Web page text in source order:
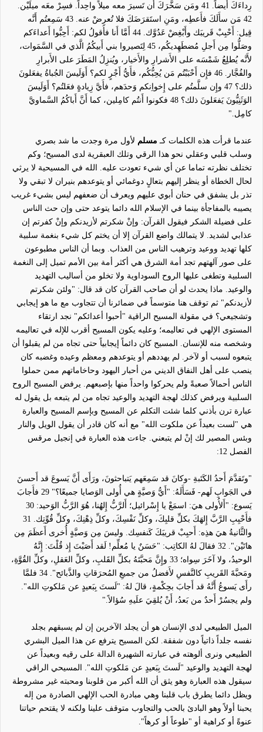
رِداءَكَ أَيضاً. 41 ومَن سَخَّرَكَ أَن تَسيرَ معه ميلاً واحِداً. فسِرْ معَه ميلَيْن.
42 مَن سأَلَكَ فأَعطِه، ومَنِ استَقرَضَكَ فلا تُعرِضْ عنه. 43سَمِعتُم أَنَّه
قِيل: أَحْبِبْ قَريبَك وأَبْغِضْ عَدُوَّك. 44 أَمَّا أَنا فأَقولُ لكم: أَحِبُّوا أَعداءَكم
وصَلُّوا مِن أَجلِ مُضطَهِديكُم، 45 لِتَصيروا بني أَبيكُمُ الَّذي في السَّمَوات،
لأَنَّه يُطلِعُ شَمْسَه على الأَشرارِ والأَخيار، ويُنزِلُ المَطَرَ على الأَبرارِ
والفُجَّار. 46 فإِن أَحْبَبْتُم مَن يُحِبُّكُم، فأَيُّ أَجْرٍ لكم؟ أَوَلَيسَ الجُباةُ يفعَلونَ
ذلك؟ 47 وإِن سلَّمتُم على إِخواِنكم وَحدَهم، فأَيَّ زِيادةٍ فعَلتُم؟ أَوَلَيسَ
الوَثَنِيُّونَ يَفعَلونَ ذلك؟ 48 فكونوا أَنتُم كامِلين، كما أَنَّ أَباكُمُ السَّماويَّ
كامِل."
عندما قرأت هذه الكلمات كـ مسلم لأول مرة وجدت ما شد بصري
وسلب قلبي وعقلي نحو هذا الرقي وتلك العبقرية لدى المسيح؛ وكم
تختلف نظرته تماما عن أي شيء تعودت عليه. الله في المسيحية لا يرثي
لحال الخطاة أو ينظر إليهم بتعالٍ دوغمائي أو يتوعدهم بنيران لا تبقي ولا
تذر بل يشفق في حنان أبوي عليهم ويعرف أن ضعفهم ليس بشيء غريب
يصيبه بالمفاجأة بينما في الإسلام الله دائما يتوعد حتى وإن حث الناس
على فضيلة الشكر فيقول القرآن: وإنْ شكرتم لأزيدنكم وإنْ كفرتم إن
عذابي لشديد. لا يتمالك واضع القرآن إلا أن يختم كل شيء بنغمة سلبية
كلها تهديد ووعيد وترهيب الناس من العذاب. وبما أن الناس مطبوعون
على صور آلهتهم تجد أمة الشرق هي أكثر أمة بين الأمم تميل إلى النغمة
السلبية وتطغى عليها الروح السوداوية ولا تخلو من أساليب التهديد
والوعيد. ماذا يحدث لو أن صاحب القرآن كان قد قال: "ولئن شكرتم
لأزيدنكم" ثم توقف هنا متوسماً في ضمائرنا أن تتجاوب مع ما هو إيجابي
وتشجيعي؟ في مقولة المسيح الراقية "أحبوا أعدائكم" نجد ارتقاء
المستوى الإلهي في تعاليمه؛ وعليه يكون المسيح أقرب للإله في تعاليمه
وشخصه منه للإنسان. المسيح كان دائماً إيجابياً حتى تجاه من لم يقبلوا أن
يتبعوه لسبب أو لآخر. لم يهددهم أو يتوعدهم ومعظم وعيده وغضبه كان
ينصب على أهل النفاق الديني من أحبار اليهود وحاخاماتهم ممن حملوا
الناس أحمالاً صعبةً ولم يحركوا واحداً منها بإصبعهم. يرفض المسيح الروح
السلبية ويرفض كذلك لهجة التهديد والوعيد تجاه من لم يتبعه بل يقول له
عبارة ترن بأذني كلما شئت التكلم عن المسيح وبإسم المسيح والعبارة
هي "لست بعيداً عن ملكوت الله" مع أنه كان قادر أن يقول الويل والنار
وبئس المصير لك إنْ لم يتبعني. جاءت هذه العبارة في إنجيل مرقس
الفصل 12:
"وتَقدَّمَ أَحدُ الكَتَبةِ -وكانَ قد سَمِعَهم يَتباحثونَ، ورَأَى أَنَّ يَسوعَ قد أَحسنَ
في الجَوابِ لَهم- فَسَأَلَهُ: "أَيُّ وَصيَّةٍ هي أُولى الوَصايا جميعًا؟" 29فأَجابَ
يَسوع: "أَلأُولى هيَ: اسمَعْ يا إِسْرائيل؛ أَلرَّبُّ إِلهُنا، هُوَ الرَّبُّ الوَحيد: 30
فأَحْبِبِ الرَّبَّ إِلهَكَ بكلِّ قلبِكَ، وكلِّ نَفْسِكَ، وكلِّ ذِهْنِكَ، وكلِّ قُوِّتِك. 31
والثَّانيةُ هيَ هذِه: أَحبِبْ قريبَكَ كَنفسِك. وليسَ مِن وَصيَّةٍ أُخرى أَعظَمَ مِن
هاتَيْن". 32فقالَ لهُ الكاتِب: "حَسَنٌ يا مُعلِّم! لَقد أَصَبْتَ إِذ قُلْتَ: إِنَّهُ
الوحيدُ، ولا آخَرَ سِواه؛ 33وإِنَّ مَحبَّتَهُ بكلِّ القَلبِ، وكلِّ العَقلِ، وكلِّ القُوَّةِ،
ومَحبَّةَ القَريبِ كالنَّفسِ لأَفضلُ من جميعِ المُحرَقاتِ والذَّبائح". 34فلمَّا
رأَى يَسوعُ أَنَّهُ قد أَجابَ بحِكْمةٍ، قالَ لهُ: "لَستَ بِبَعيدٍ عن مَلكوتِ الله".
ولم يجسُرْ أَحدٌ من بَعدُ، أَنْ يُلقِيَ علَيهِ سُؤالاً."
الميل الطبيعي لدى الإنسان هو أن يجلد الآخرين إن لم يسبقهم بجلد
نفسه جلداً ذاتياً دون شفقة. لكن المسيح يترفع عن هذا الميل البشري
الطبيعي ونرى ألوهته في عبارته الشهيرة الدالة على رقيه وبعيداً عن
لهجة التهديد والوعيد "لَستَ بِبَعيدٍ عن مَلكوتِ الله". المسيحي الراقي
سيقول هذه العبارة وهو يثق أن الله أكبر من قلوبنا ومحبته غير مشروطة
ويظل دائما يطرق باب قلبنا وهي مبادرة الحب الإلهي الصادرة من إله
يحبنا أولاً وهو البادئ بالحب والتجاوب متوقف علينا ولكنه لا يقتحم حياتنا
عنوةً أو كراهية أو "طوعاً أو كرهاً".